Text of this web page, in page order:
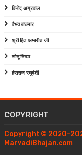
विनोद अग्रवाल
वैभव बाघमार
श्री हित अम्बरीश जी
सोनू निगम
हंसराज रघुवंशी
COPYRIGHT
Copyright © 2020-
MarvadiBhajan.com